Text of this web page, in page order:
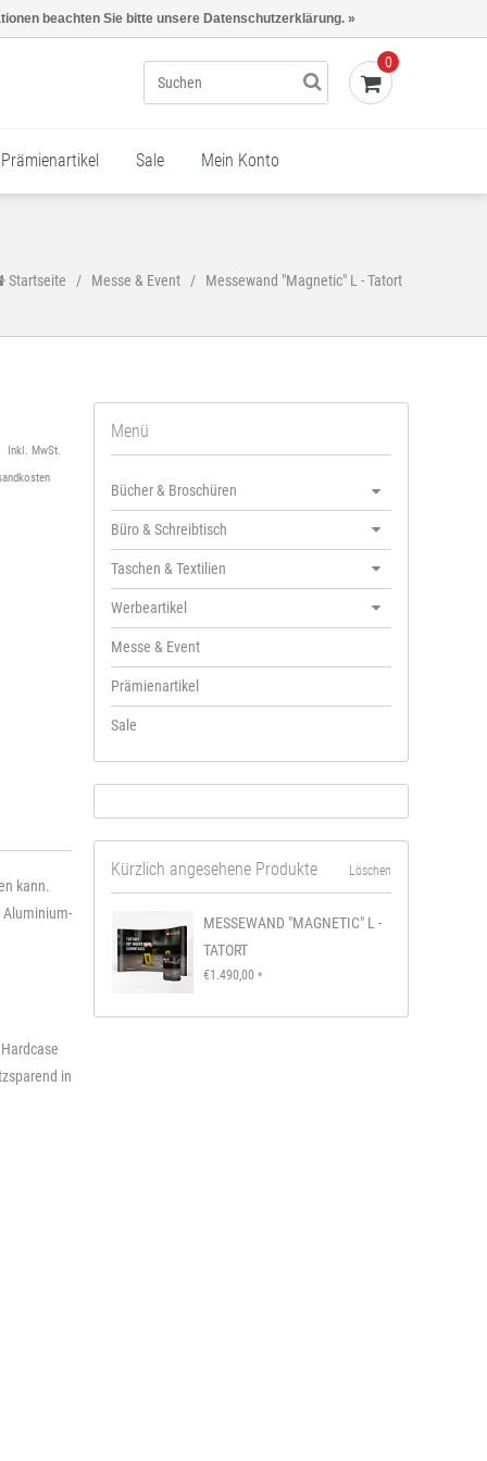
Kasse - €0,00 Mein Konto
0
Prämienartikel Sale Mein Konto
Startseite / Messe & Event / Messewand "Magnetic" L - Tatort
Inkl. MwSt.
kann.
Aluminium-
in
Menü
Bücher & Broschüren
Büro & Schreibtisch
Taschen & Textilien
Werbeartikel
Messe & Event
Prämienartikel
Sale
Kürzlich angesehene Produkte Löschen
MESSEWAND "MAGNETIC" L -
TATORT
€1.490,00*
beachten Sie bitte unsere Datenschutzerklärung. »